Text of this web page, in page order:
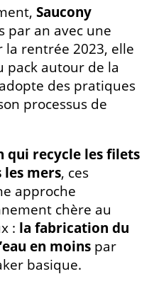
Saucony
par an avec une
la rentrée 2023, elle
pack autour de la
des pratiques
processus de
qui recycle les filets
les mers, ces
approche
chère au
: la fabrication du
en moins par
basique.